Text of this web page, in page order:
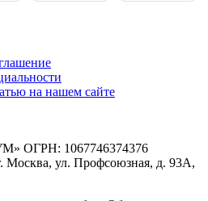
на нашем сайте
1067746374376
Москва, ул. Профсоюзная, д. 93А,